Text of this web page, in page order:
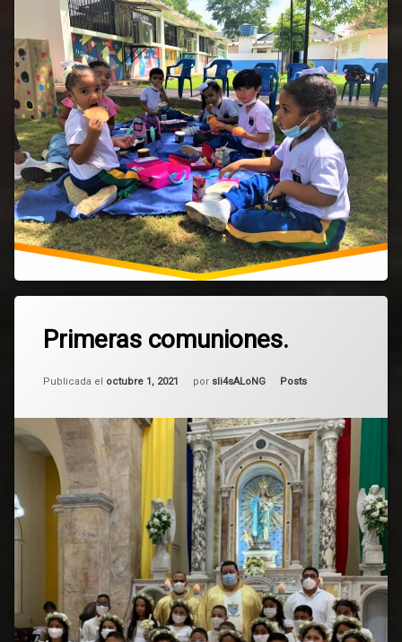
Primeras comuniones.
Publicada el octubre 1, 2021 por sli4sALoNG Categorías:
Posts
comentarios
en
comuniones.